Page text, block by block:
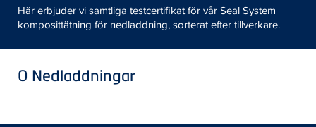
Här erbjuder vi samtliga testcertifikat för vår Seal System
komposittätning för nedladdning, sorterat efter tillverkare.
0 Nedladdningar